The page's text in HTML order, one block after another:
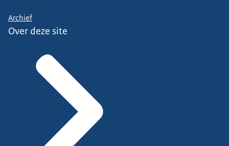
Archief
Over deze site